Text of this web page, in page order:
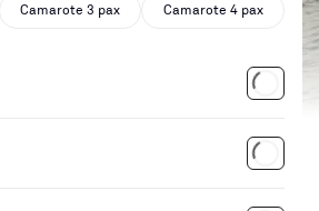
Camarote 3 pax Camarote 4 pax